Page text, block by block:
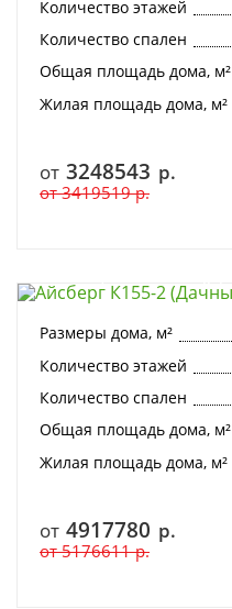
Количество этажей
Количество спален
Общая площадь дома, м²
Жилая площадь дома, м²
от 3248543 р.
от3419519р.
Размеры дома, м²
Количество этажей
Количество спален
Общая площадь дома, м²
Жилая площадь дома, м²
от 4917780 р.
от5176611р.